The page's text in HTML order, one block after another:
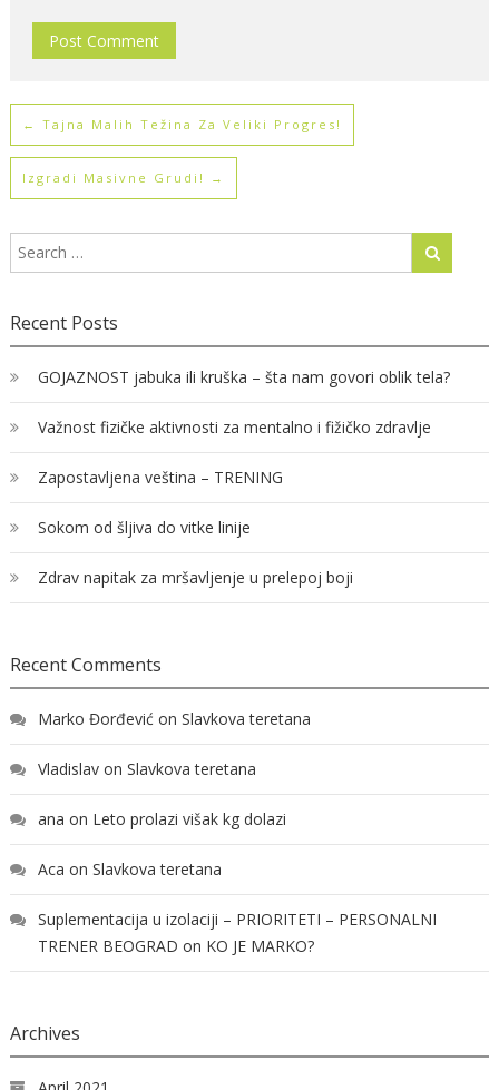
← Tajna Malih Težina Za Veliki Progres!
Izgradi Masivne Grudi! →
Recent Posts
GOJAZNOST jabuka ili kruška – šta nam govori oblik tela?
Važnost fizičke aktivnosti za mentalno i fižičko zdravlje
Zapostavljena veština – TRENING
Sokom od šljiva do vitke linije
Zdrav napitak za mršavljenje u prelepoj boji
Recent Comments
Marko Đorđević on Slavkova teretana
Vladislavon Slavkova teretana
ana on Leto prolazi višak kg dolazi
Aca on Slavkova teretana
Suplementacija u izolaciji – PRIORITETI – PERSONALNI
TRENER BEOGRAD on KO JE MARKO?
Archives